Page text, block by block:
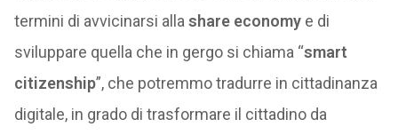
termini di avvicinarsi alla share economye di
sviluppare quella che in gergo si chiama “smart
citizenship”, che potremmo tradurre in cittadinanza
digitale, in grado di trasformare il cittadino da